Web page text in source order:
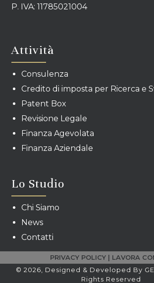
P. IVA: 11785021004
Attività
Consulenza
Credito di imposta per Ricerca e
Patent Box
Revisione Legale
Finanza Agevolata
Finanza Aziendale
Lo Studio
Chi Siamo
News
Contatti
PRIVACY POLICY | LAVORA
© 2026, Designed & Developed By
Rights Reserved